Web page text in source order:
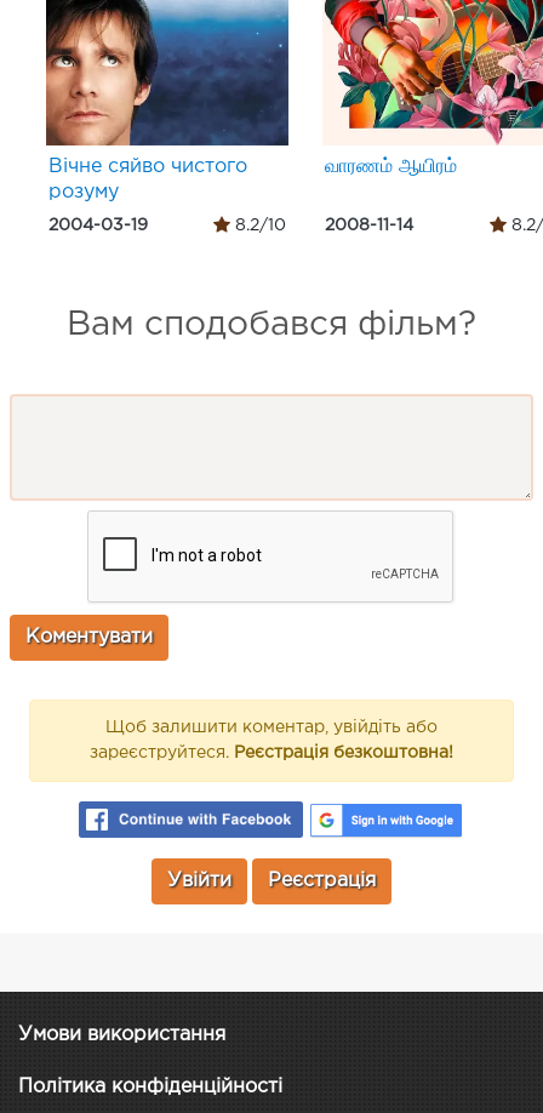
Вічне сяйво чистого
розуму
2004-03-19 8.2/10
வாரணம் ஆயிரம்
2008-11-14 8.2/
Вам сподобався фільм?
Щоб залишити коментар, увійдіть або
зареєструйтеся. Реєстрація безкоштовна!
Увійти Реєстрація
Умови використання
Політика конфіденційності